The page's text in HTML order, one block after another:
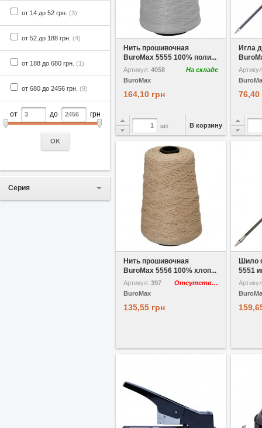
от 14 до 52 грн. (3)
от 52 до 188 грн. (4)
от 188 до 680 грн. (1)
от 680 до 2456 грн. (9)
от до грн
OK
Серия
В избранное
Нить прошивочная
BuroMax 5555 100% поли...
Артикул: 4058
На складе
BuroMax
164,10 грн
шт В корзину
Игла
76,40
В избранное
Нить прошивочная
BuroMax 5556 100% хлоп...
Артикул: 397
Отсутствует
BuroMax
135,55 грн
Шило
5551